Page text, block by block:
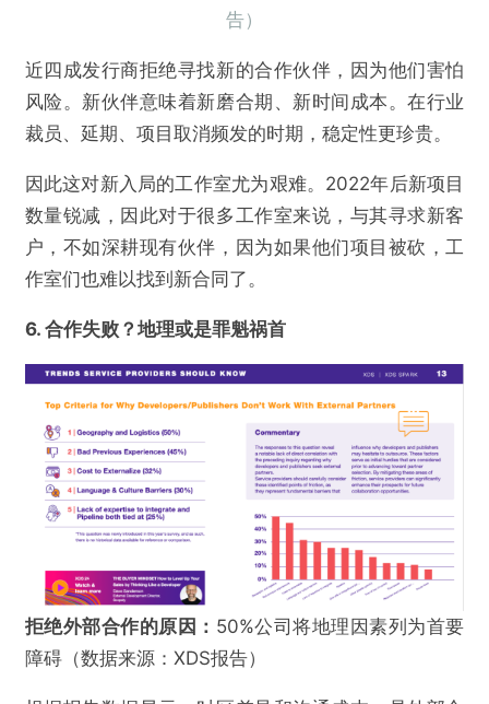
告）
近四成发行商拒绝寻找新的合作伙伴，因为他们害怕
风险。新伙伴意味着新磨合期、新时间成本。在行业
裁员、延期、项目取消频发的时期，稳定性更珍贵。
因此这对新入局的工作室尤为艰难。2022年后新项目
数量锐减，因此对于很多工作室来说，与其寻求新客
户，不如深耕现有伙伴，因为如果他们项目被砍，工
作室们也难以找到新合同了。
6. 合作失败？地理或是罪魁祸首
拒绝外部合作的原因： 50%公司将地理因素列为首要
障碍（数据来源：XDS报告）